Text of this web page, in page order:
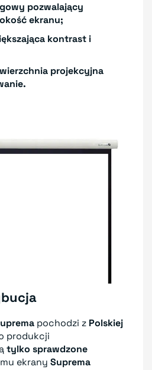
pozwalający
ekranu;
kontrast i
projekcyjna
pochodzi z Polskiej
produkcji
tylko sprawdzone
ekrany Suprema